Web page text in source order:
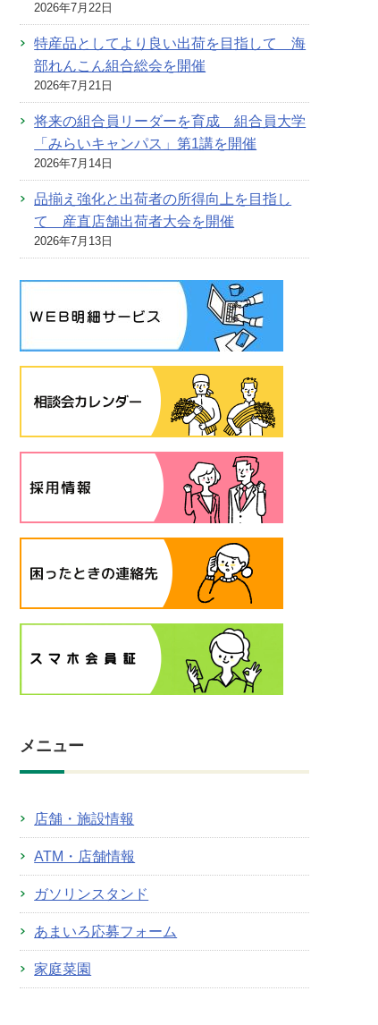
2026年7月22日
特産品としてより良い出荷を目指して 海
部れんこん組合総会を開催
2026年7月21日
将来の組合員リーダーを育成 組合員大学
「みらいキャンパス」第1講を開催
2026年7月14日
品揃え強化と出荷者の所得向上を目指し
て 産直店舗出荷者大会を開催
2026年7月13日
メニュー
店舗・施設情報
ATM・店舗情報
ガソリンスタンド
あまいろ応募フォーム
家庭菜園